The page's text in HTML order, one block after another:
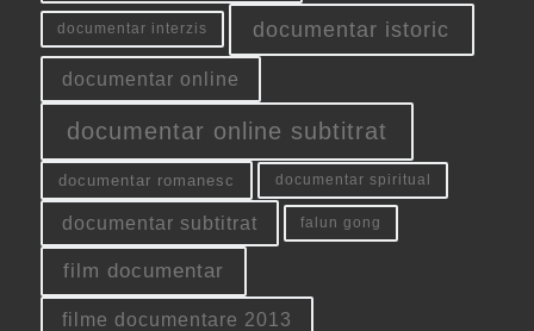
documentar interzis documentar istoric
documentar online
documentar online subtitrat
documentar romanesc documentar spiritual
documentar subtitrat falun gong
film documentar
filme documentare 2013